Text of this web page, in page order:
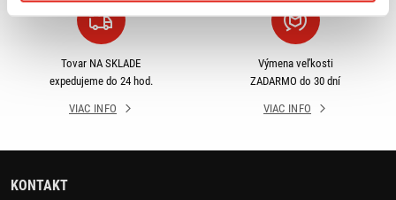
Tovar NA SKLADE
expedujeme do 24 hod.
VIAC INFO
Výmena veľkosti
ZADARMO do 30 dní
VIAC INFO
KONTAKT